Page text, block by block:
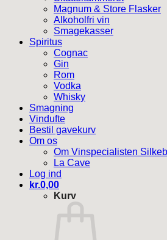
Magnum & Store Flasker
Alkoholfri vin
Smagekasser
Spiritus
Cognac
Gin
Rom
Vodka
Whisky
Smagning
Vindufte
Bestil gavekurv
Om os
Om Vinspecialisten
La Cave
Log ind
kr.0,00
Kurv